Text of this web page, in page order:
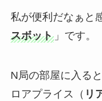
私が便利だなぁと
スボット」です。
N局の部屋に入る
ロアプライス（ リ